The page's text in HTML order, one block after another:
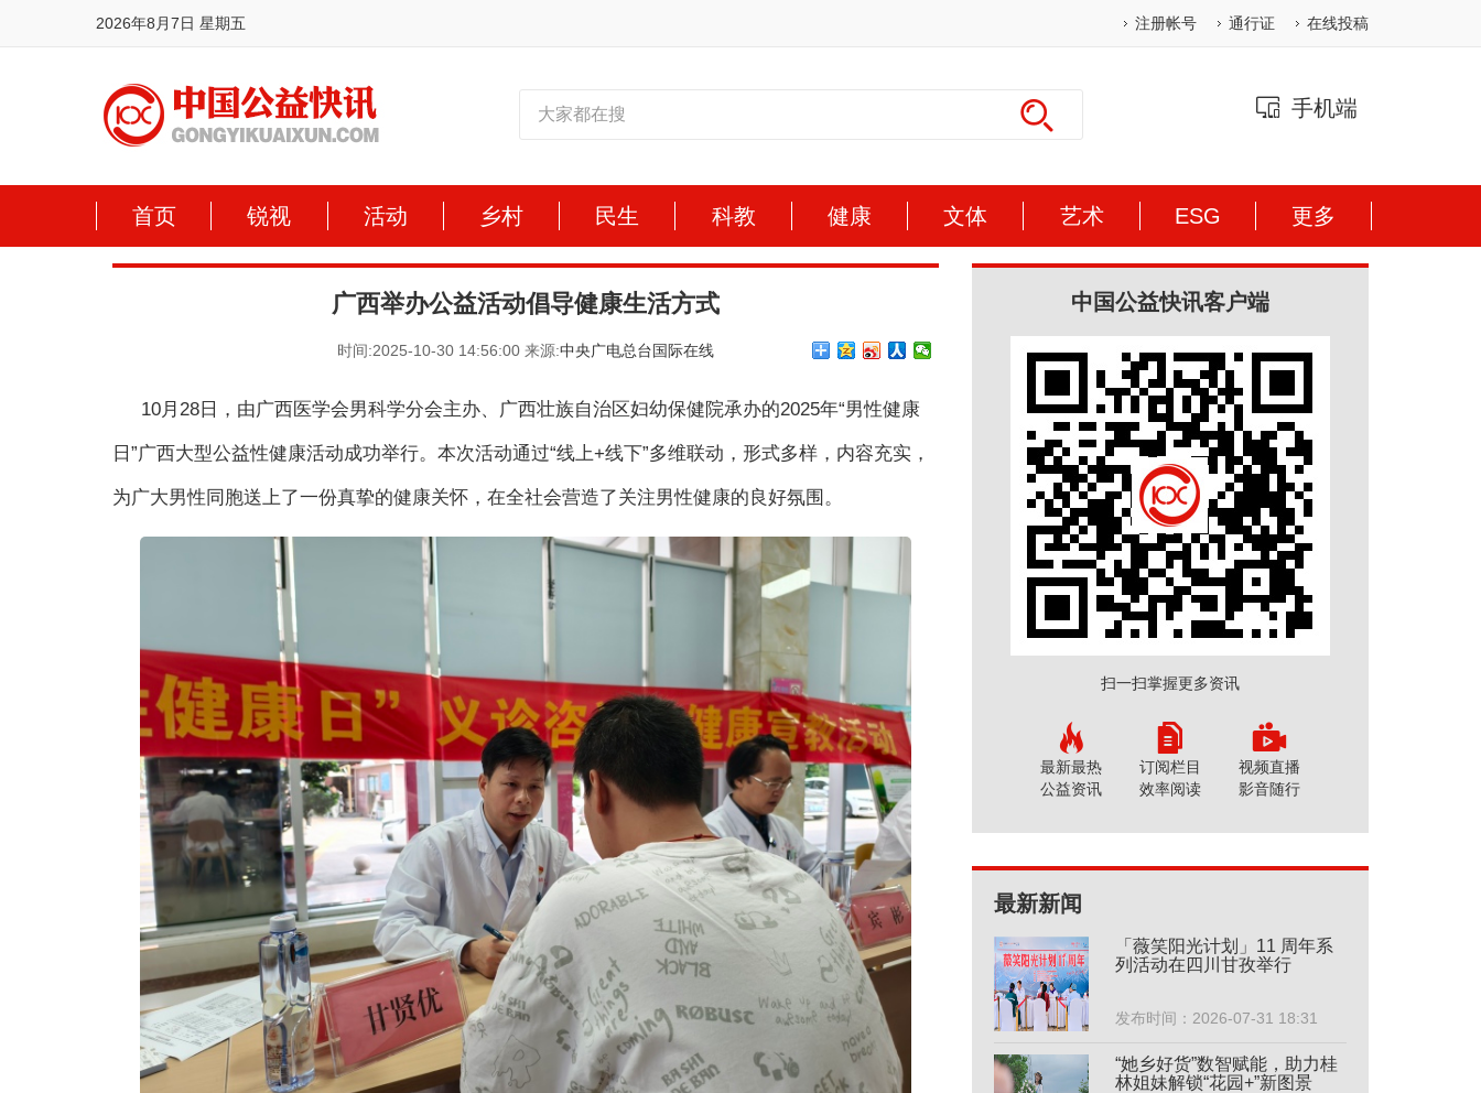
2026年8月7日 星期五 注册帐号 通行证 在线投稿
手机端
首页 锐视 活动 乡村 民生 科教 健康 文体 艺术 ESG 更多
广西举办公益活动倡导健康生活方式
时间:2025-10-30 14:56:00 来源:中央广电总台国际在线
10月28日，由广西医学会男科学分会主办、广西壮族自治区妇幼保健院承办的2025年“男性健康
日”广西大型公益性健康活动成功举行。本次活动通过“线上+线下”多维联动，形式多样，内容充实，
为广大男性同胞送上了一份真挚的健康关怀，在全社会营造了关注男性健康的良好氛围。
中国公益快讯客户端
扫一扫掌握更多资讯
最新最热
公益资讯
订阅栏目
效率阅读
视频直播
影音随行
最新新闻
「薇笑阳光计划」11 周年系
列活动在四川甘孜举行
发布时间：2026-07-31 18:31
“她乡好货”数智赋能，助力桂
林姐妹解锁“花园+”新图景